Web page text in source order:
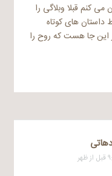
کنم قبلا وبلاگی را
داستان های کوتاه
این جا هست که روح را